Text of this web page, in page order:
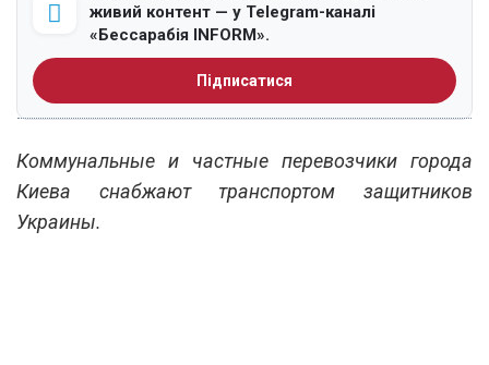
живий контент — у Telegram-каналі
«Бессарабія INFORM».
Підписатися
Коммунальные и частные перевозчики города
Киева снабжают транспортом защитников
Украины.